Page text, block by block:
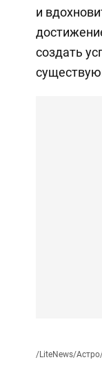
и
создать
/LiteNews/Астро